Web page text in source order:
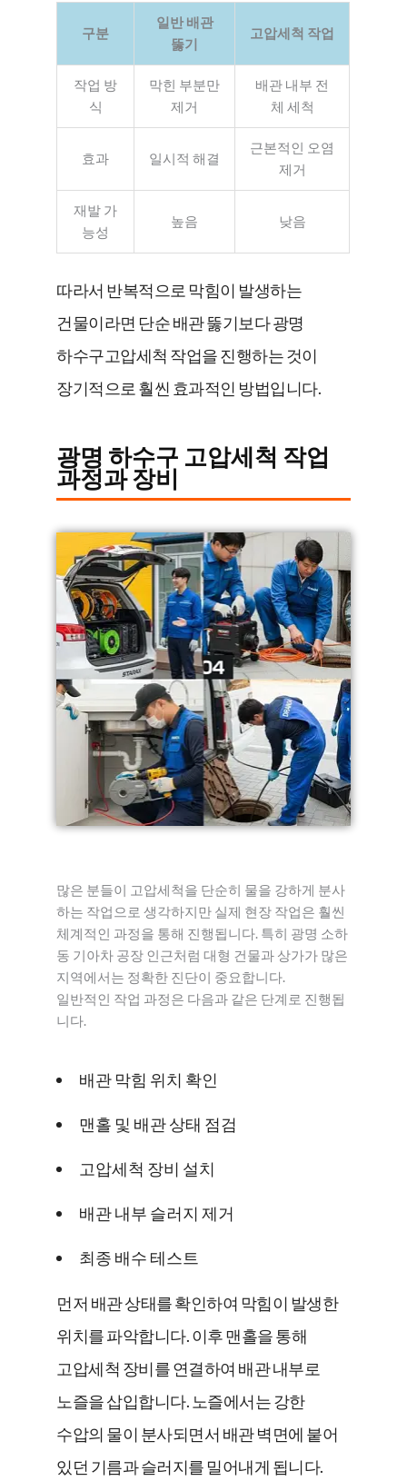
구분
일반 배관
뚫기
고압세척 작업
작업 방
식
막힌 부분만
제거
배관 내부 전
체 세척
효과 일시적 해결
근본적인 오염
제거
재발 가
능성
높음 낮음
따라서 반복적으로 막힘이 발생하는
건물이라면 단순 배관 뚫기보다 광명
하수구고압세척 작업을 진행하는 것이
장기적으로 훨씬 효과적인 방법입니다.
광명 하수구 고압세척 작업
과정과 장비
많은 분들이 고압세척을 단순히 물을 강하게 분사
하는 작업으로 생각하지만 실제 현장 작업은 훨씬
체계적인 과정을 통해 진행됩니다. 특히 광명 소하
동 기아차 공장 인근처럼 대형 건물과 상가가 많은
지역에서는 정확한 진단이 중요합니다.
일반적인 작업 과정은 다음과 같은 단계로 진행됩
니다.
배관 막힘 위치 확인
맨홀 및 배관 상태 점검
고압세척 장비 설치
배관 내부 슬러지 제거
최종 배수 테스트
먼저 배관 상태를 확인하여 막힘이 발생한
위치를 파악합니다. 이후 맨홀을 통해
고압세척 장비를 연결하여 배관 내부로
노즐을 삽입합니다. 노즐에서는 강한
수압의 물이 분사되면서 배관 벽면에 붙어
있던 기름과 슬러지를 밀어내게 됩니다.